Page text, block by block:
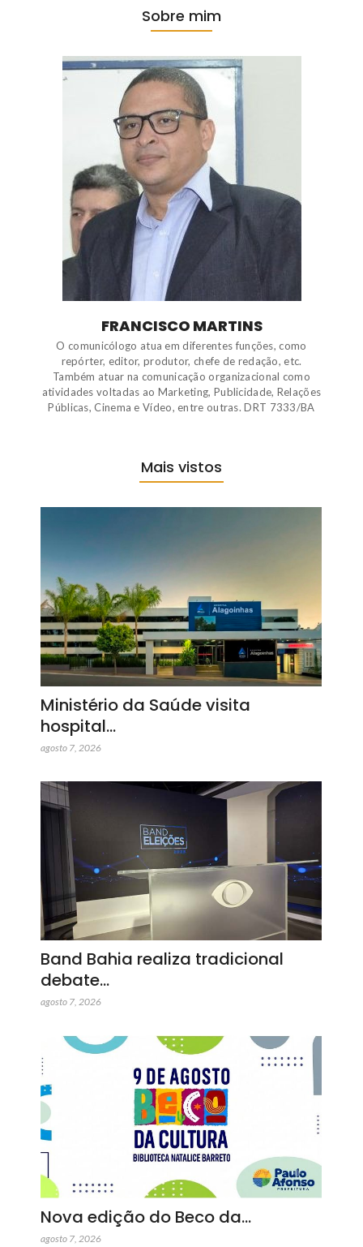
Sobre mim
FRANCISCO MARTINS
O comunicólogo atua em diferentes funções, como
repórter, editor, produtor, chefe de redação, etc.
Também atuar na comunicação organizacional como
atividades voltadas ao Marketing, Publicidade, Relações
Públicas, Cinema e Vídeo, entre outras. DRT 7333/BA
Mais vistos
Ministério da Saúde visita
hospital…
agosto 7, 2026
Band Bahia realiza tradicional
debate…
agosto 7, 2026
Nova edição do Beco da…
agosto 7, 2026